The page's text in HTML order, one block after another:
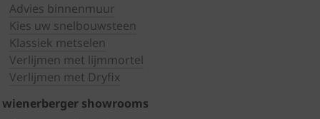
Advies binnenmuur
Kies uw snelbouwsteen
Klassiek metselen
Verlijmen met lijmmortel
Verlijmen met Dryfix
wienerberger showrooms